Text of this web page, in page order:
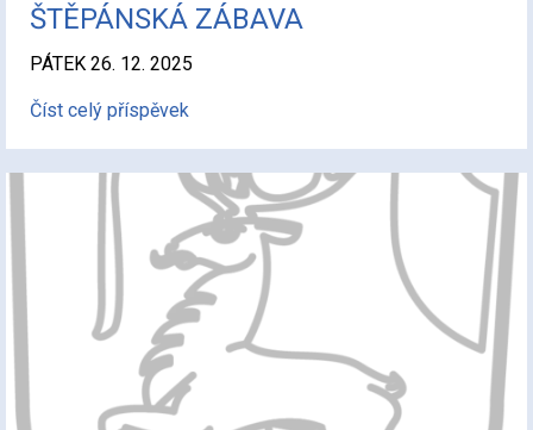
ŠTĚPÁNSKÁ ZÁBAVA
PÁTEK 26. 12. 2025
Číst celý příspěvek